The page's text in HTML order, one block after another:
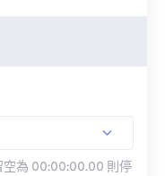
空為 00:00:00.00 則停